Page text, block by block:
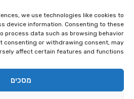
we use technologies like cookies to
device information. Consenting to these
process data such as browsing behavior
consenting or withdrawing consent, may
affect certain features and functions.
מסכים